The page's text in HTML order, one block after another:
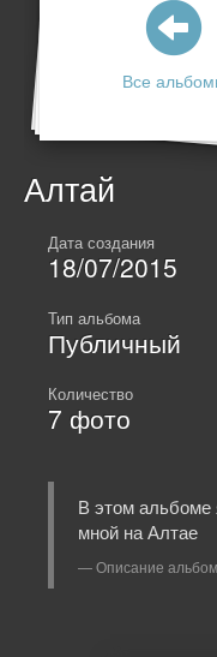
Все
Алтай
Дата создания
18/07/2015
Тип альбома
Публичный
Количество
7 фото
В этом
мной на Алтае
Описание